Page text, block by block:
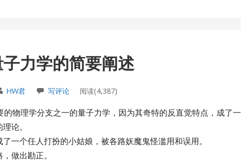
力学的简要阐述
HW君 写评论 阅读(4,387)
的物理学分支之一的量子力学，因为其奇特的反直觉特点，成了一
论。
一个任人打扮的小姑娘，被各路妖魔鬼怪滥用和误用。
做出勘正。